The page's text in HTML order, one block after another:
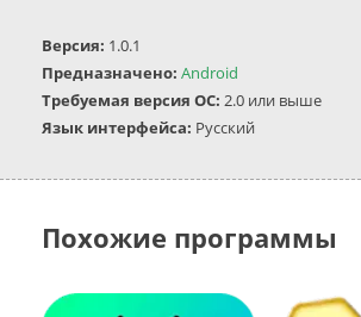
Версия: 1.0.1
Предназначено: Android
Требуемая версия ОС: 2.0 или выше
Язык интерфейса: Русский
Похожие программы